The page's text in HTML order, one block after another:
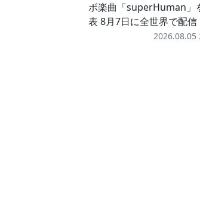
ボ楽曲「superHuman」
表 8月7日に全世界で配信
2026.08.05